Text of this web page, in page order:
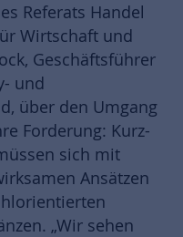
Referats Handel
Wirtschaft und
Geschäftsführer
und
über den Umgang
Forderung: Kurz-
sich mit
Ansätzen
„Wir sehen